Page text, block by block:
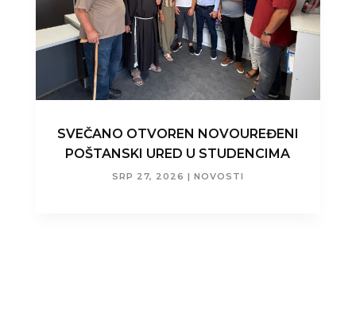
SVEČANO OTVOREN NOVOUREĐENI
POŠTANSKI URED U STUDENCIMA
SRP 27, 2026 | NOVOSTI